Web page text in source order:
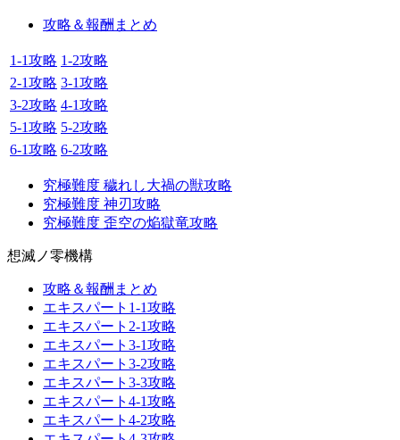
攻略＆報酬まとめ
1-1攻略 1-2攻略
2-1攻略 3-1攻略
3-2攻略 4-1攻略
5-1攻略 5-2攻略
6-1攻略 6-2攻略
究極難度 穢れし大禍の獣攻略
究極難度 神刃攻略
究極難度 歪空の焔獄竜攻略
想滅ノ零機構
攻略＆報酬まとめ
エキスパート1-1攻略
エキスパート2-1攻略
エキスパート3-1攻略
エキスパート3-2攻略
エキスパート3-3攻略
エキスパート4-1攻略
エキスパート4-2攻略